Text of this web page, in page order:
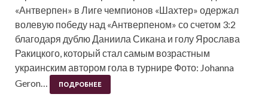
«Антверпен» в Лиге чемпионов «Шахтер» одержал
волевую победу над «Антверпеном» со счетом 3:2
благодаря дублю Даниила Сикана и голу Ярослава
Ракицкого, который стал самым возрастным
украинским автором гола в турнире Фото: Johanna
Geron…
ПОДРОБНЕЕ